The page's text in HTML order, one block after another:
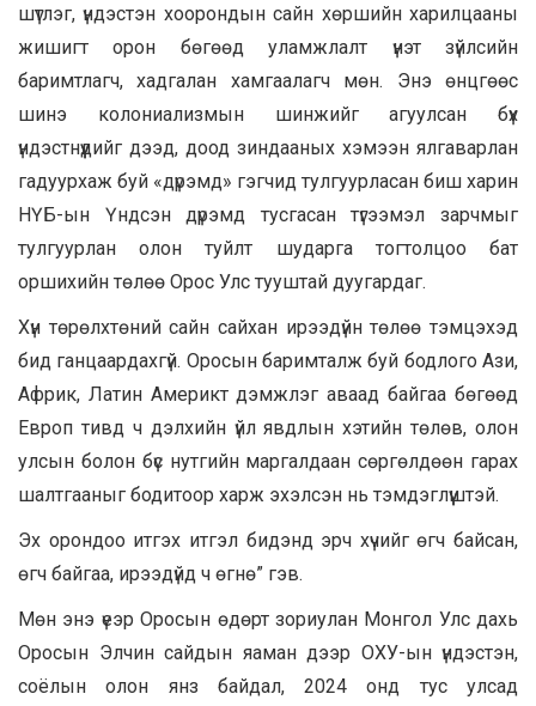
шүтлэг, үндэстэн хоорондын сайн хөршийн харилцааны
жишигт орон бөгөөд уламжлалт үнэт зүйлсийн
баримтлагч, хадгалан хамгаалагч мөн. Энэ өнцгөөс
шинэ колониализмын шинжийг агуулсан бүх
үндэстнүүдийг дээд, доод зиндааных хэмээн ялгаварлан
гадуурхаж буй «дүрэмд» гэгчид тулгуурласан биш харин
НҮБ-ын Үндсэн дүрэмд тусгасан түгээмэл зарчмыг
тулгуурлан олон туйлт шударга тогтолцоо бат
оршихийн төлөө Орос Улс тууштай дуугардаг.
Хүн төрөлхтөний сайн сайхан ирээдүйн төлөө тэмцэхэд
бид ганцаардахгүй. Оросын баримталж буй бодлого Ази,
Африк, Латин Америкт дэмжлэг аваад байгаа бөгөөд
Европ тивд ч дэлхийн үйл явдлын хэтийн төлөв, олон
улсын болон бүс нутгийн маргалдаан сөргөлдөөн гарах
шалтгааныг бодитоор харж эхэлсэн нь тэмдэглүүштэй.
Эх орондоо итгэх итгэл бидэнд эрч хүчийг өгч байсан,
өгч байгаа, ирээдүйд ч өгнө” гэв.
Мөн энэ үеэр Оросын өдөрт зориулан Монгол Улс дахь
Оросын Элчин сайдын яаман дээр ОХУ-ын үндэстэн,
соёлын олон янз байдал, 2024 онд тус улсад